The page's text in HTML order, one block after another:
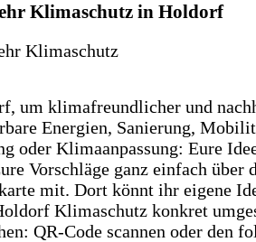
Klimaschutz in Holdorf
um klimafreundlicher und
Energien, Sanierung,
oder Klimaanpassung: Eure
Vorschläge ganz einfach über
mit. Dort könnt ihr eigene
Klimaschutz konkret
QR-Code scannen oder den